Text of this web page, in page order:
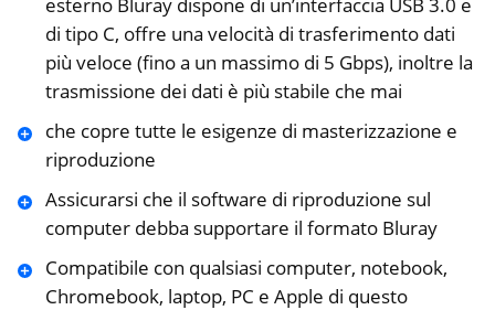
di tipo C, offre una velocità di trasferimento dati
più veloce (fino a un massimo di 5 Gbps), inoltre la
trasmissione dei dati è più stabile che mai
che copre tutte le esigenze di masterizzazione e
riproduzione
Assicurarsi che il software di riproduzione sul
computer debba supportare il formato Bluray
Compatibile con qualsiasi computer, notebook,
Chromebook, laptop, PC e Apple di questo